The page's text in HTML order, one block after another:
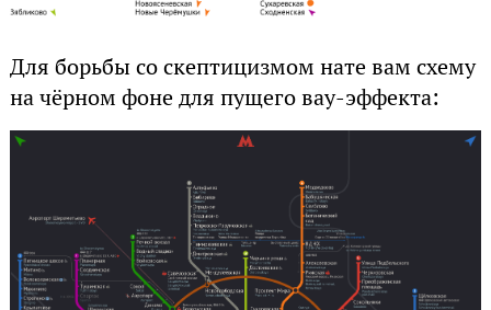
Для борьбы со скептицизмом нате вам схему
на чёрном фоне для пущего вау-эффекта: